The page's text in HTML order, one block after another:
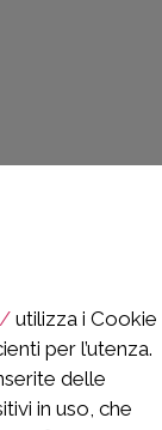
utilizza i Cookie
per l’utenza.
delle
in uso, che